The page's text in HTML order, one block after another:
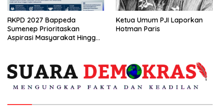
RKPD 2027 Bappeda
Sumenep Prioritaskan
Aspirasi Masyarakat Hingga
Ketua Umum PJI Laporkan
Hotman Paris